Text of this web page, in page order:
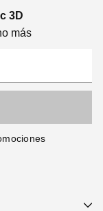
3D
más